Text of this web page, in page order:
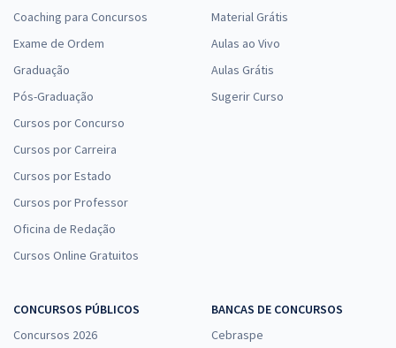
Coaching para Concursos
Exame de Ordem
Graduação
Pós-Graduação
Cursos por Concurso
Cursos por Carreira
Cursos por Estado
Cursos por Professor
Oficina de Redação
Cursos Online Gratuitos
Material Grátis
Aulas ao Vivo
Aulas Grátis
Sugerir Curso
CONCURSOS PÚBLICOS
Concursos 2026
BANCAS DE CONCURSOS
Cebraspe